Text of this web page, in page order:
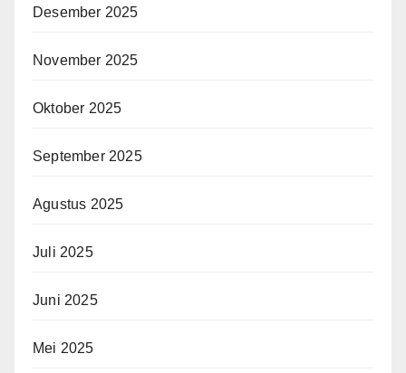
Desember 2025
November 2025
Oktober 2025
September 2025
Agustus 2025
Juli 2025
Juni 2025
Mei 2025